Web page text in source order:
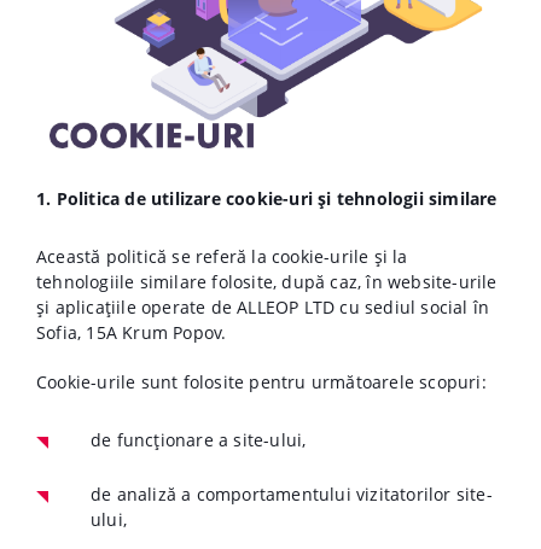
1. Politica de utilizare cookie-uri și tehnologii similare
Această politică se referă la cookie-urile și la
tehnologiile similare folosite, după caz, în website-urile
și aplicațiile operate de ALLEOP LTD cu sediul social în
Sofia, 15A Krum Popov.
Cookie-urile sunt folosite pentru următoarele scopuri:
de funcționare a site-ului,
de analiză a comportamentului vizitatorilor site-
ului,